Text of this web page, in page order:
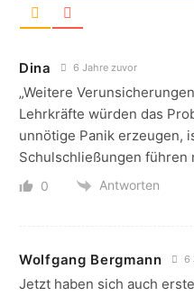
Dina 6 Jahre zuvor
„Weitere
Lehrkräfte würden das
unnötige Panik erzeugen,
Schulschließungen führen
0 Antworten
Wolfgang Bergmann 6
Jetzt haben sich auch